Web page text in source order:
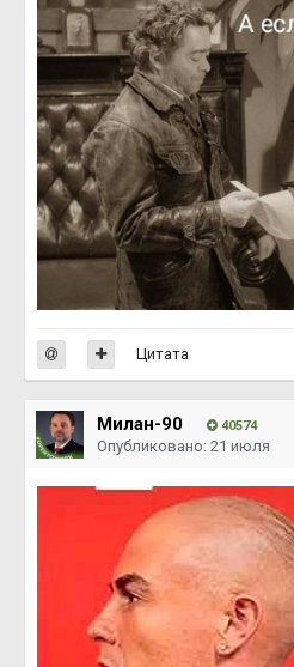
Цитата
Милан-90 40574
Опубликовано: 21 июля